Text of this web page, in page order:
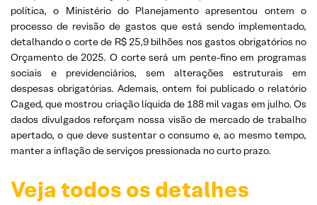
política, o Ministério do Planejamento apresentou ontem o
processo de revisão de gastos que está sendo implementado,
detalhando o corte de R$ 25,9 bilhões nos gastos obrigatórios no
Orçamento de 2025. O corte será um pente-fino em programas
sociais e previdenciários, sem alterações estruturais em
despesas obrigatórias. Ademais, ontem foi publicado o relatório
Caged, que mostrou criação líquida de 188 mil vagas em julho. Os
dados divulgados reforçam nossa visão de mercado de trabalho
apertado, o que deve sustentar o consumo e, ao mesmo tempo,
manter a inflação de serviços pressionada no curto prazo.
Veja todos os detalhes